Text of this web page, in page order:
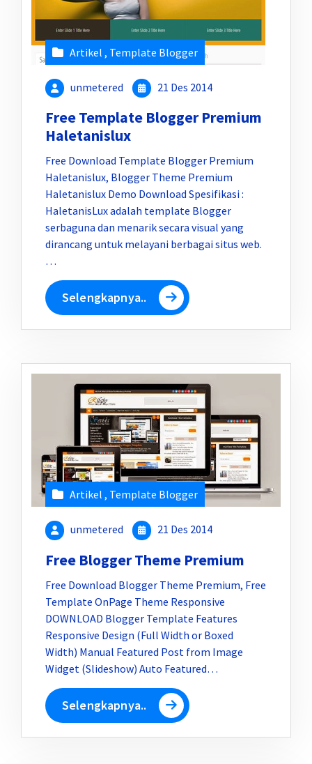
Artikel , Template Blogger
unmetered 21 Des 2014
Free Template Blogger Premium
Haletanislux
Free Download Template Blogger Premium
Haletanislux, Blogger Theme Premium
Haletanislux Demo Download Spesifikasi :
HaletanisLux adalah template Blogger
serbaguna dan menarik secara visual yang
dirancang untuk melayani berbagai situs web.
…
Selengkapnya..
Artikel , Template Blogger
unmetered 21 Des 2014
Free Blogger Theme Premium
Free Download Blogger Theme Premium, Free
Template OnPage Theme Responsive
DOWNLOAD Blogger Template Features
Responsive Design (Full Width or Boxed
Width) Manual Featured Post from Image
Widget (Slideshow) Auto Featured…
Selengkapnya..